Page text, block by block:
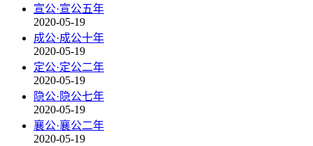
宣公·宣公五年
2020-05-19
成公·成公十年
2020-05-19
定公·定公二年
2020-05-19
隐公·隐公七年
2020-05-19
襄公·襄公二年
2020-05-19